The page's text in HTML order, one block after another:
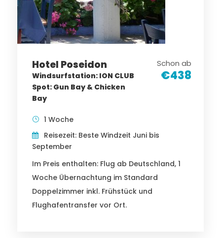
Hotel Poseidon
Windsurfstation: ION CLUB
Spot: Gun Bay & Chicken
Bay
Schon ab
€438
1 Woche
Reisezeit: Beste Windzeit Juni bis
September
Im Preis enthalten: Flug ab Deutschland, 1
Woche Übernachtung im Standard
Doppelzimmer inkl. Frühstück und
Flughafentransfer vor Ort.